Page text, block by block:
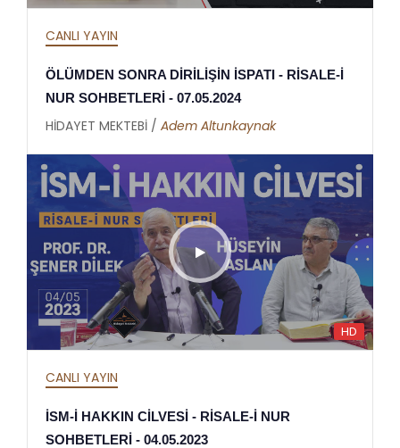
CANLI YAYIN
ÖLÜMDEN SONRA DİRİLİŞİN İSPATI - RİSALE-İ
NUR SOHBETLERİ - 07.05.2024
HİDAYET MEKTEBİ / Adem Altunkaynak
HD
CANLI YAYIN
İSM-İ HAKKIN CİLVESİ - RİSALE-İ NUR
SOHBETLERİ - 04.05.2023